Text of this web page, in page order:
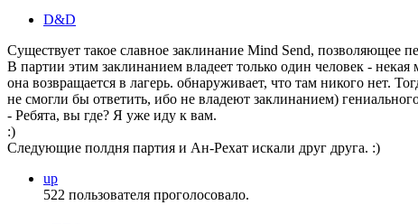
D&D
Существует такое славное заклинание Mind Send, позволяющее
В партии этим заклинанием владеет только один человек -
она возвращается в лагерь. обнаруживает, что там никого нет.
не смогли бы ответить, ибо не владеют заклинанием)
- Ребята, вы где? Я уже иду к вам.
:)
Следующие полдня партия и Ан-Рехат искали друг друга. :)
up
522 пользователя проголосовало.